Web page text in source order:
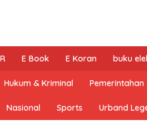
E Book E Koran buku
Hukum & Kriminal Pemerintahan
Nasional Sports Urband